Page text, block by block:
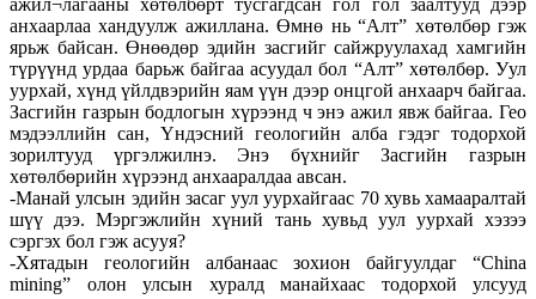
ажил¬лагааны хөтөлбөрт тусгагдсан гол гол заалтууд дээр
анхаарлаа хандуулж ажиллана. Өмнө нь “Алт” хөтөлбөр гэж
ярьж байсан. Өнөөдөр эдийн засгийг сайжруулахад хамгийн
түрүүнд урдаа барьж байгаа асуудал бол “Алт” хөтөлбөр. Уул
уурхай, хүнд үйлдвэрийн яам үүн дээр онцгой анхаарч байгаа.
Засгийн газрын бодлогын хүрээнд ч энэ ажил явж байгаа. Гео
мэдээллийн сан, Үндэсний геологийн алба гэдэг тодорхой
зорилтууд үргэлжилнэ. Энэ бүхнийг Засгийн газрын
хөтөлбөрийн хүрээнд анхааралдаа авсан.
-Манай улсын эдийн засаг уул уурхайгаас 70 хувь хамааралтай
шүү дээ. Мэргэжлийн хүний тань хувьд уул уурхай хэзээ
сэргэх бол гэж асууя?
-Хятадын геологийн албанаас зохион байгуулдаг “China
mining” олон улсын хуралд манайхаас тодорхой улсууд